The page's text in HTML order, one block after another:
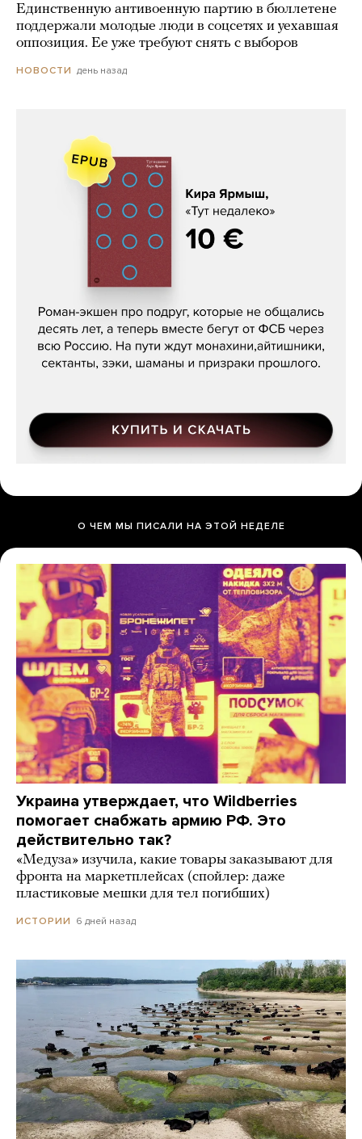
Единственную антивоенную партию в бюллетене
поддержали молодые люди в соцсетях и уехавшая
оппозиция. Ее уже требуют снять с выборов
НОВОСТИ день назад
Кира Ярмыш, «Тут недалеко»
О ЧЕМ МЫ ПИСАЛИ НА ЭТОЙ НЕДЕЛЕ
Украина утверждает, что Wildberries
помогает снабжать армию РФ. Это
действительно так?
«Медуза» изучила, какие товары заказывают для
фронта на маркетплейсах (спойлер: даже
пластиковые мешки для тел погибших)
ИСТОРИИ 6 дней назад